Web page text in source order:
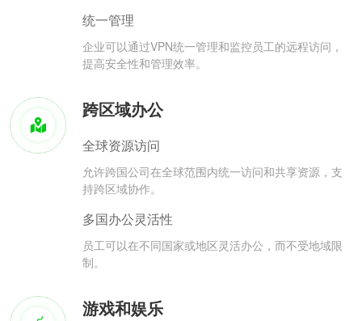
统一管理
企业可以通过VPN统一管理和监控员工的远程访问，
提高安全性和管理效率。
跨区域办公
全球资源访问
允许跨国公司在全球范围内统一访问和共享资源，支
持跨区域协作。
多国办公灵活性
员工可以在不同国家或地区灵活办公，而不受地域限
制。
游戏和娱乐